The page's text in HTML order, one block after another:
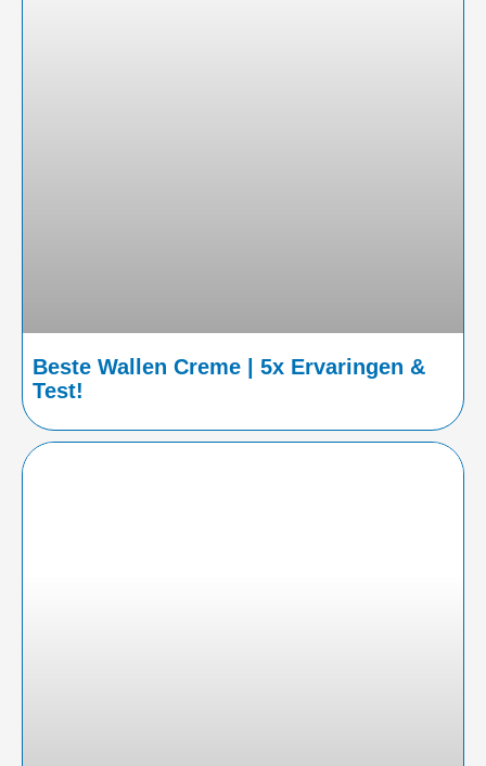
Beste Wallen Creme | 5x Ervaringen &
Test!